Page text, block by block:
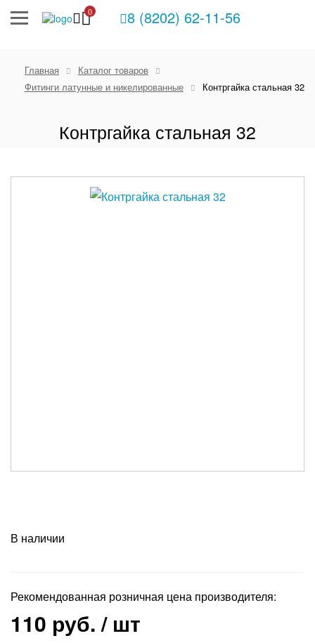
0 8 (8202) 62-11-56
Главная
Каталог товаров
Фитинги латунные и никелированные
Контргайка стальная 32
Контргайка стальная 32
В наличии
Рекомендованная розничная цена производителя:
110 руб./ шт